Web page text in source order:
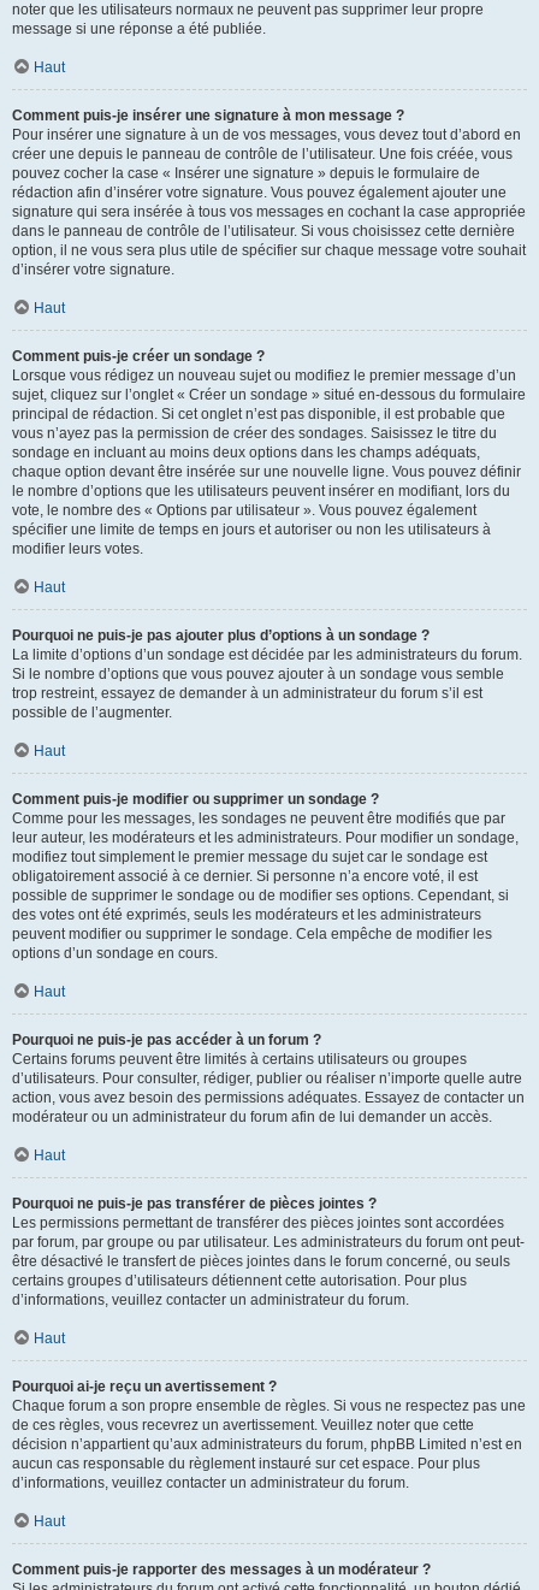
noter que les utilisateurs normaux ne peuvent pas supprimer leur propre
message si une réponse a été publiée.
Haut
Comment puis-je insérer une signature à mon message ?
Pour insérer une signature à un de vos messages, vous devez tout d’abord en
créer une depuis le panneau de contrôle de l’utilisateur. Une fois créée, vous
pouvez cocher la case « Insérer une signature » depuis le formulaire de
rédaction afin d’insérer votre signature. Vous pouvez également ajouter une
signature qui sera insérée à tous vos messages en cochant la case appropriée
dans le panneau de contrôle de l’utilisateur. Si vous choisissez cette dernière
option, il ne vous sera plus utile de spécifier sur chaque message votre souhait
d’insérer votre signature.
Haut
Comment puis-je créer un sondage ?
Lorsque vous rédigez un nouveau sujet ou modifiez le premier message d’un
sujet, cliquez sur l’onglet « Créer un sondage » situé en-dessous du formulaire
principal de rédaction. Si cet onglet n’est pas disponible, il est probable que
vous n’ayez pas la permission de créer des sondages. Saisissez le titre du
sondage en incluant au moins deux options dans les champs adéquats,
chaque option devant être insérée sur une nouvelle ligne. Vous pouvez définir
le nombre d’options que les utilisateurs peuvent insérer en modifiant, lors du
vote, le nombre des « Options par utilisateur ». Vous pouvez également
spécifier une limite de temps en jours et autoriser ou non les utilisateurs à
modifier leurs votes.
Haut
Pourquoi ne puis-je pas ajouter plus d’options à un sondage ?
La limite d’options d’un sondage est décidée par les administrateurs du forum.
Si le nombre d’options que vous pouvez ajouter à un sondage vous semble
trop restreint, essayez de demander à un administrateur du forum s’il est
possible de l’augmenter.
Haut
Comment puis-je modifier ou supprimer un sondage ?
Comme pour les messages, les sondages ne peuvent être modifiés que par
leur auteur, les modérateurs et les administrateurs. Pour modifier un sondage,
modifiez tout simplement le premier message du sujet car le sondage est
obligatoirement associé à ce dernier. Si personne n’a encore voté, il est
possible de supprimer le sondage ou de modifier ses options. Cependant, si
des votes ont été exprimés, seuls les modérateurs et les administrateurs
peuvent modifier ou supprimer le sondage. Cela empêche de modifier les
options d’un sondage en cours.
Haut
Pourquoi ne puis-je pas accéder à un forum ?
Certains forums peuvent être limités à certains utilisateurs ou groupes
d’utilisateurs. Pour consulter, rédiger, publier ou réaliser n’importe quelle autre
action, vous avez besoin des permissions adéquates. Essayez de contacter un
modérateur ou un administrateur du forum afin de lui demander un accès.
Haut
Pourquoi ne puis-je pas transférer de pièces jointes ?
Les permissions permettant de transférer des pièces jointes sont accordées
par forum, par groupe ou par utilisateur. Les administrateurs du forum ont peut-
être désactivé le transfert de pièces jointes dans le forum concerné, ou seuls
certains groupes d’utilisateurs détiennent cette autorisation. Pour plus
d’informations, veuillez contacter un administrateur du forum.
Haut
Pourquoi ai-je reçu un avertissement ?
Chaque forum a son propre ensemble de règles. Si vous ne respectez pas une
de ces règles, vous recevrez un avertissement. Veuillez noter que cette
décision n’appartient qu’aux administrateurs du forum, phpBB Limited n’est en
aucun cas responsable du règlement instauré sur cet espace. Pour plus
d’informations, veuillez contacter un administrateur du forum.
Haut
Comment puis-je rapporter des messages à un modérateur ?